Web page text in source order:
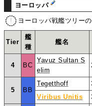
ヨーロッパ
ヨーロッパ戦艦ツリー
Tier
艦
種
艦名
4 BC
Yavuz Sultan S
elim
5 BB
Tegetthoff
Viribus Unitis